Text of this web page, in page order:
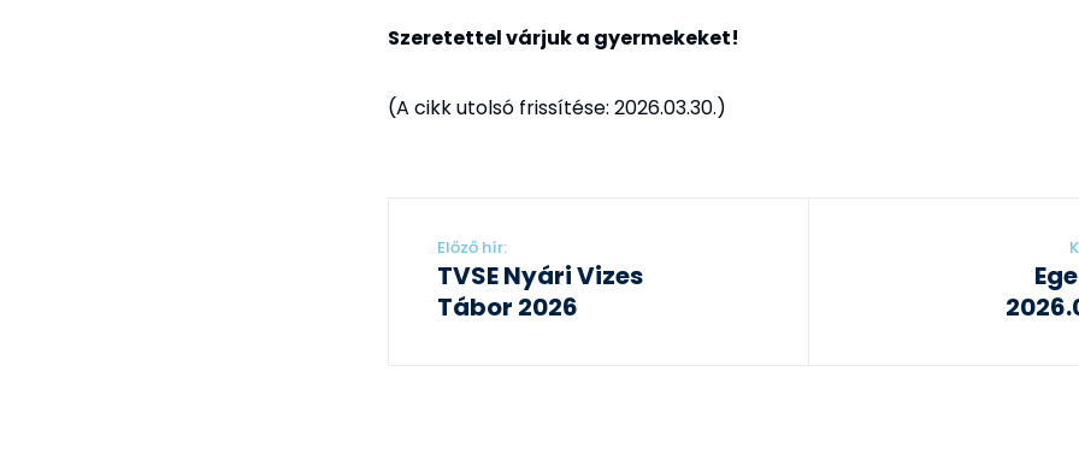
Szeretettel várjuk a gyermekeket!
(A cikk utolsó frissítése: 2026.03.30.)
Előző hír:
TVSE Nyári Vizes
Tábor 2026